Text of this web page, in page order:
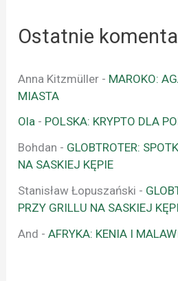
Ostatnie
Anna Kitzmüller - MAROKO:
MIASTA
Ola - POLSKA: KRYPTO DLA
Bohdan - GLOBTROTER:
NA SASKIEJ KĘPIE
Stanisław Łopuszański -
PRZY GRILLU NA SASKIEJ
And -AFRYKA: KENIA I